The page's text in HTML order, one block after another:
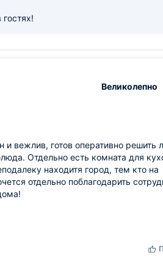
Великолепно
вежлив, готов оперативно решить
Отдельно есть комната для
находитя город, тем кто на
отдельно поблагодарить